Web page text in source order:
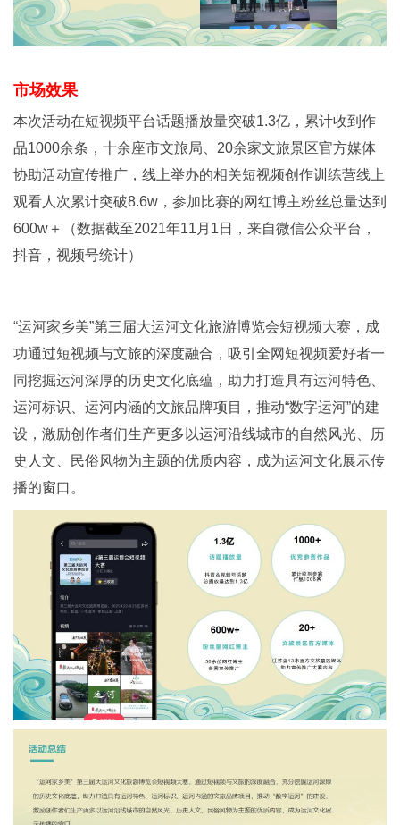
市场效果
本次活动在短视频平台话题播放量突破1.3亿，累计收到作
品1000余条，十余座市文旅局、20余家文旅景区官方媒体
协助活动宣传推广，线上举办的相关短视频创作训练营线上
观看人次累计突破8.6w，参加比赛的网红博主粉丝总量达到
600w＋（数据截至2021年11月1日，来自微信公众平台，
抖音，视频号统计）
“运河家乡美”第三届大运河文化旅游博览会短视频大赛，成
功通过短视频与文旅的深度融合，吸引全网短视频爱好者一
同挖掘运河深厚的历史文化底蕴，助力打造具有运河特色、
运河标识、运河内涵的文旅品牌项目，推动“数字运河”的建
设，激励创作者们生产更多以运河沿线城市的自然风光、历
史人文、民俗风物为主题的优质内容，成为运河文化展示传
播的窗口。